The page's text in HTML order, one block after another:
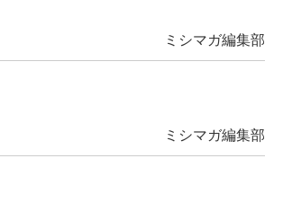
ミシマガ編集部
ミシマガ編集部